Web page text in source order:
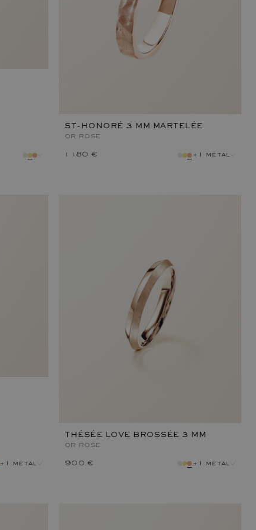
ST-HONORÉ 3 MM MARTELÉE
OR ROSE
1 180 € +1 métal
+1 métal
THÉSÉE LOVE BROSSÉE 3 MM
OR ROSE
900 € +1 métal